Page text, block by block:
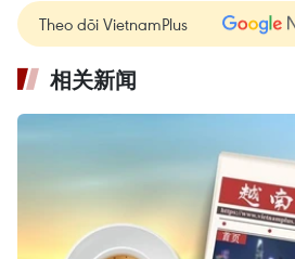
Theo dõi VietnamPlus
相关新闻